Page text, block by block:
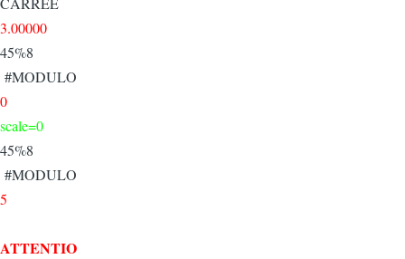
3.00000
45%8
#MODULO
0
scale=0
45%8
#MODULO
5
ATTENTIO